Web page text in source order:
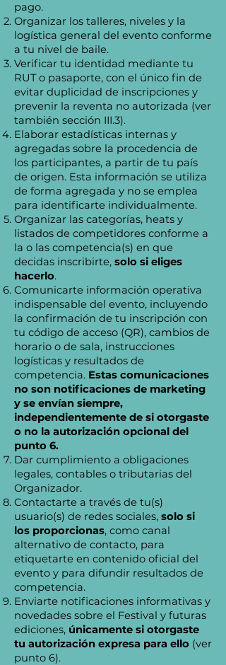
pago.
Organizar los talleres, niveles y la
logística general del evento conforme
a tu nivel de baile.
Verificar tu identidad mediante tu
RUT o pasaporte, con el único fin de
evitar duplicidad de inscripciones y
prevenir la reventa no autorizada (ver
también sección III.3).
Elaborar estadísticas internas y
agregadas sobre la procedencia de
los participantes, a partir de tu país
de origen. Esta información se utiliza
de forma agregada y no se emplea
para identificarte individualmente.
Organizar las categorías, heats y
listados de competidores conforme a
la o las competencia(s) en que
decidas inscribirte, solo si eliges
hacerlo.
Comunicarte información operativa
indispensable del evento, incluyendo
la confirmación de tu inscripción con
tu código de acceso (QR), cambios de
horario o de sala, instrucciones
logísticas y resultados de
competencia. Estas comunicaciones
no son notificaciones de marketing
y se envían siempre,
independientemente de si otorgaste
o no la autorización opcional del
punto 6.
Dar cumplimiento a obligaciones
legales, contables o tributarias del
Organizador.
Contactarte a través de tu(s)
usuario(s) de redes sociales, solo si
los proporcionas, como canal
alternativo de contacto, para
etiquetarte en contenido oficial del
evento y para difundir resultados de
competencia.
Enviarte notificaciones informativas y
novedades sobre el Festival y futuras
ediciones, únicamente si otorgaste
tu autorización expresa para ello (ver
punto 6).